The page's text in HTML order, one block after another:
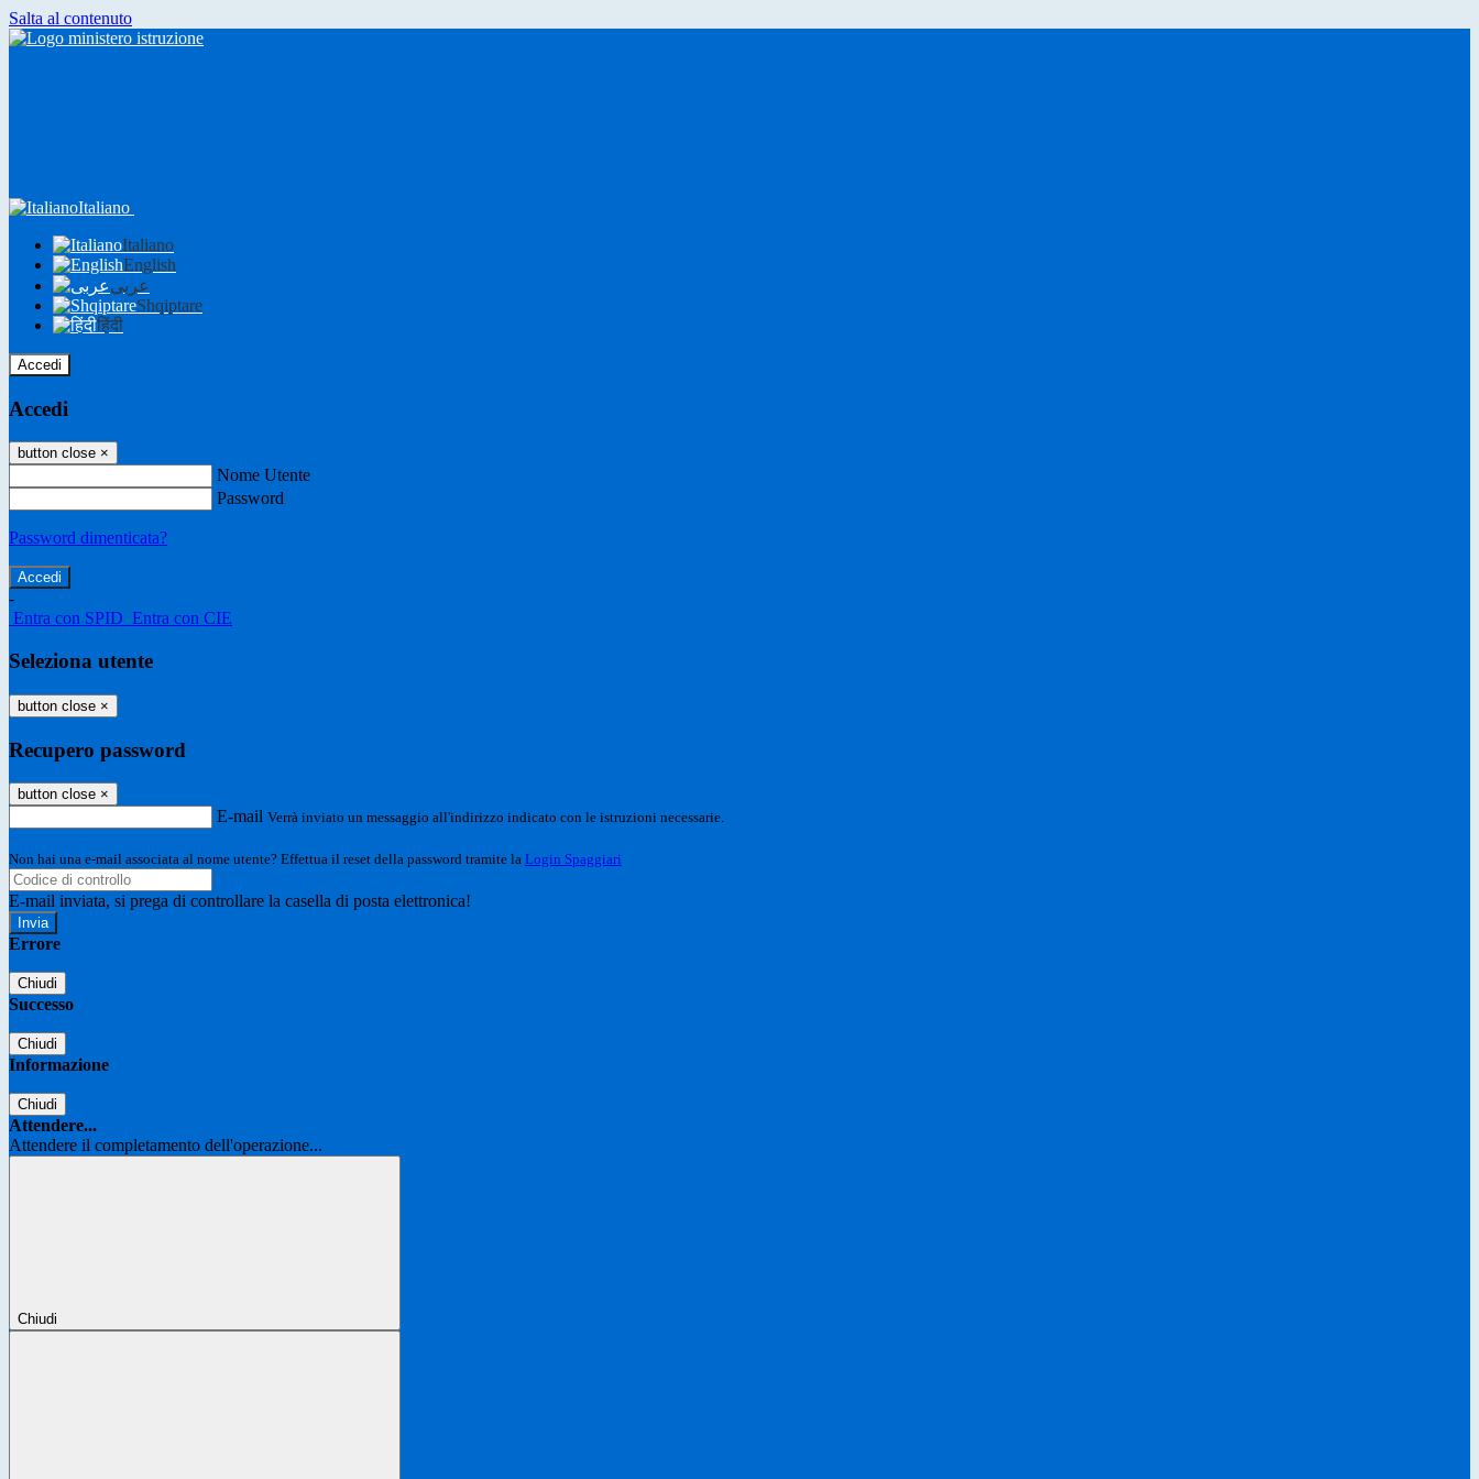
Salta al contenuto
Italiano
Italiano
English
عربى
Shqiptare
हिंदी
Accedi
Accedi
button close ×
Nome Utente
Password
Password dimenticata?
-
Entra con SPID Entra con CIE
Seleziona utente
button close ×
Recupero password
button close ×
E-mail Verrà inviato un messaggio all'indirizzo indicato con le istruzioni necessarie.
Non hai una e-mail associata al nome utente? Effettua il reset della password tramite la Login Spaggiari
E-mail inviata, si prega di controllare la casella di posta elettronica!
Errore
Chiudi
Successo
Chiudi
Informazione
Chiudi
Attendere...
Attendere il completamento dell'operazione...
Chiudi